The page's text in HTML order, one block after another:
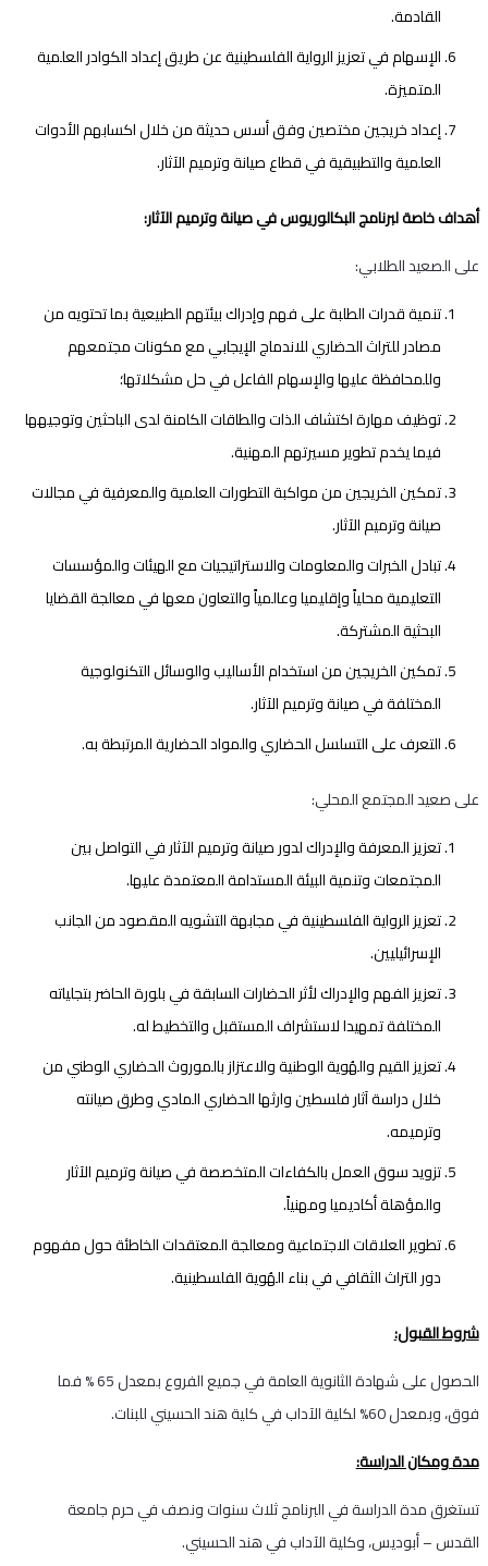
القادمة.
الإسهام في تعزيز الرواية الفلسطينية عن طريق إعداد الكوادر العلمية
المتميزة.
إعداد خريجين مختصين وفق أسس حديثة من خلال اكسابهم الأدوات
العلمية والتطبيقية في قطاع صيانة وترميم الآثار.
أهداف خاصة لبرنامج البكالوريوس في صيانة وترميم الآثار:
على الصعيد الطلابي:
تنمية قدرات الطلبة على فهم وإدراك بيئتهم الطبيعية بما تحتويه من
مصادر للتراث الحضاري للاندماج الإيجابي مع مكونات مجتمعهم
وللمحافظة عليها والإسهام الفاعل في حل مشكلاتها؛
توظيف مهارة اكتشاف الذات والطاقات الكامنة لدى الباحثين وتوجيهها
فيما يخدم تطوير مسيرتهم المهنية.
تمكين الخريجين من مواكبة التطورات العلمية والمعرفية في مجالات
صيانة وترميم الآثار.
تبادل الخبرات والمعلومات والاستراتيجيات مع الهيئات والمؤسسات
التعليمية محلياً وإقليميا وعالمياً والتعاون معها في معالجة القضايا
البحثية المشتركة.
تمكين الخريجين من استخدام الأساليب والوسائل التكنولوجية
المختلفة في صيانة وترميم الآثار.
التعرف على التسلسل الحضاري والمواد الحضارية المرتبطة به.
على صعيد المجتمع المحلي:
تعزيز المعرفة والإدراك لدور صيانة وترميم الآثار في التواصل بين
المجتمعات وتنمية البيئة المستدامة المعتمدة عليها.
تعزيز الرواية الفلسطينية في مجابهة التشويه المقصود من الجانب
الإسرائيليين.
تعزيز الفهم والإدراك لأثر الحضارات السابقة في بلورة الحاضر بتجلياته
المختلفة تمهيدا لاستشراف المستقبل والتخطيط له.
تعزيز القيم والهُوية الوطنية والاعتزاز بالموروث الحضاري الوطني من
خلال دراسة آثار فلسطين وارثها الحضاري المادي وطرق صيانته
وترميمه.
تزويد سوق العمل بالكفاءات المتخصصة في صيانة وترميم الآثار
والمؤهلة أكاديميا ومهنياً.
تطوير العلاقات الاجتماعية ومعالجة المعتقدات الخاطئة حول مفهوم
دور التراث الثقافي في بناء الهُوية الفلسطينية.
شروط القبول:
الحصول على شهادة الثانوية العامة في جميع الفروع بمعدل 65 % فما
فوق، وبمعدل 60% لكلية الآداب في كلية هند الحسيني للبنات.
مدة ومكان الدراسة:
تستغرق مدة الدراسة في البرنامج ثلاث سنوات ونصف في حرم جامعة
القدس – أبوديس، وكلية الآداب في هند الحسيني.